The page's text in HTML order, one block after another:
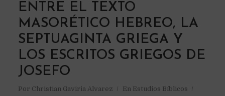
ENTRE EL TEXTO
MASORÉTICO HEBREO, LA
SEPTUAGINTA GRIEGA Y
LOS ESCRITOS GRIEGOS DE
JOSEFO
Por Christian Gaviria Alvarez En Estudios Bíblicos